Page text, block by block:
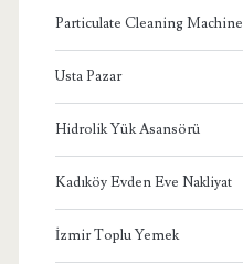
Particulate Cleaning Machine
Usta Pazar
Hidrolik Yük Asansörü
Kadıköy Evden Eve Nakliyat
İzmir Toplu Yemek